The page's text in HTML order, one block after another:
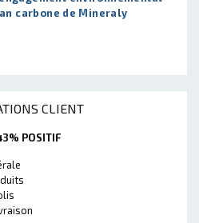
carbone de Mineraly
CLIENT
POSITIF